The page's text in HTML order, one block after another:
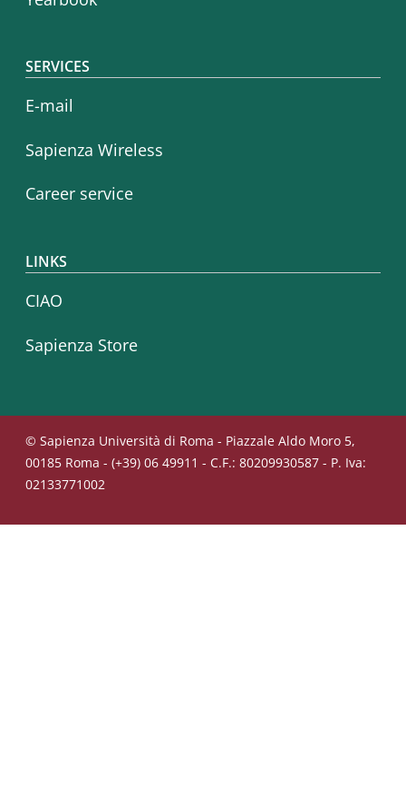
SERVICES
E-mail
Sapienza Wireless
Career service
LINKS
CIAO
Sapienza Store
© Sapienza Università di Roma - Piazzale Aldo Moro 5,
00185 Roma - (+39) 06 49911 - C.F.: 80209930587 - P. Iva:
02133771002